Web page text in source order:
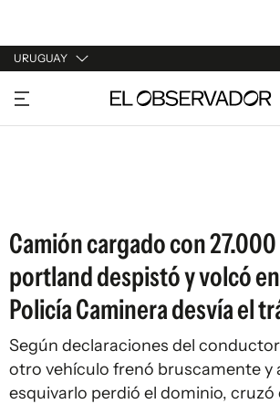
URUGUAY
URUGUAY
ARGENTINA
Camión cargado con
portland despistó y volcó
Policía Caminera desvía el
Según declaraciones del
otro vehículo frenó bruscamente y
esquivarlo perdió el dominio, cruzó